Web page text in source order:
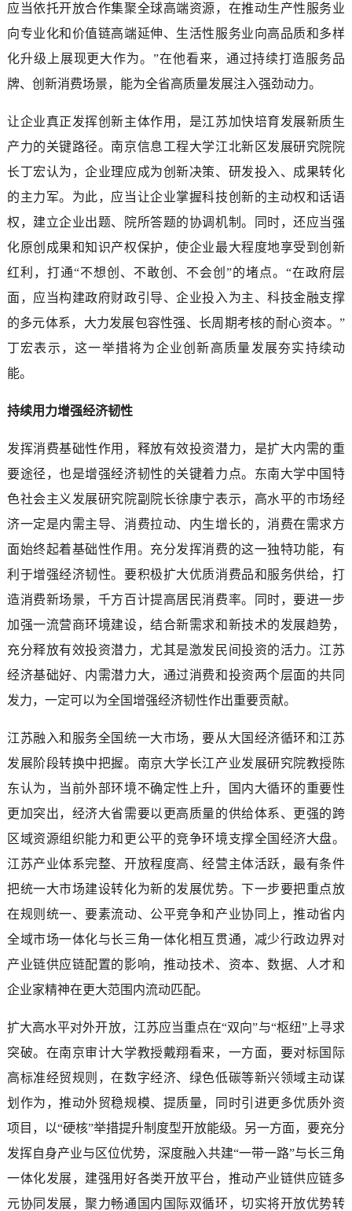
应当依托开放合作集聚全球高端资源，在推动生产性服务业
向专业化和价值链高端延伸、生活性服务业向高品质和多样
化升级上展现更大作为。”在他看来，通过持续打造服务品
牌、创新消费场景，能为全省高质量发展注入强劲动力。
让企业真正发挥创新主体作用，是江苏加快培育发展新质生
产力的关键路径。南京信息工程大学江北新区发展研究院院
长丁宏认为，企业理应成为创新决策、研发投入、成果转化
的主力军。为此，应当让企业掌握科技创新的主动权和话语
权，建立企业出题、院所答题的协调机制。同时，还应当强
化原创成果和知识产权保护，使企业最大程度地享受到创新
红利，打通“不想创、不敢创、不会创”的堵点。“在政府层
面，应当构建政府财政引导、企业投入为主、科技金融支撑
的多元体系，大力发展包容性强、长周期考核的耐心资本。”
丁宏表示，这一举措将为企业创新高质量发展夯实持续动
能。
持续用力增强经济韧性
发挥消费基础性作用，释放有效投资潜力，是扩大内需的重
要途径，也是增强经济韧性的关键着力点。东南大学中国特
色社会主义发展研究院副院长徐康宁表示，高水平的市场经
济一定是内需主导、消费拉动、内生增长的，消费在需求方
面始终起着基础性作用。充分发挥消费的这一独特功能，有
利于增强经济韧性。要积极扩大优质消费品和服务供给，打
造消费新场景，千方百计提高居民消费率。同时，要进一步
加强一流营商环境建设，结合新需求和新技术的发展趋势，
充分释放有效投资潜力，尤其是激发民间投资的活力。江苏
经济基础好、内需潜力大，通过消费和投资两个层面的共同
发力，一定可以为全国增强经济韧性作出重要贡献。
江苏融入和服务全国统一大市场，要从大国经济循环和江苏
发展阶段转换中把握。南京大学长江产业发展研究院教授陈
东认为，当前外部环境不确定性上升，国内大循环的重要性
更加突出，经济大省需要以更高质量的供给体系、更强的跨
区域资源组织能力和更公平的竞争环境支撑全国经济大盘。
江苏产业体系完整、开放程度高、经营主体活跃，最有条件
把统一大市场建设转化为新的发展优势。下一步要把重点放
在规则统一、要素流动、公平竞争和产业协同上，推动省内
全域市场一体化与长三角一体化相互贯通，减少行政边界对
产业链供应链配置的影响，推动技术、资本、数据、人才和
企业家精神在更大范围内流动匹配。
扩大高水平对外开放，江苏应当重点在“双向”与“枢纽”上寻求
突破。在南京审计大学教授戴翔看来，一方面，要对标国际
高标准经贸规则，在数字经济、绿色低碳等新兴领域主动谋
划作为，推动外贸稳规模、提质量，同时引进更多优质外资
项目，以“硬核”举措提升制度型开放能级。另一方面，要充分
发挥自身产业与区位优势，深度融入共建“一带一路”与长三角
一体化发展，建强用好各类开放平台，推动产业链供应链多
元协同发展，聚力畅通国内国际双循环，切实将开放优势转